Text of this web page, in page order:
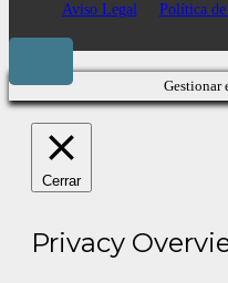
Aviso Legal
Política
Gestionar
Cerrar
Privacy